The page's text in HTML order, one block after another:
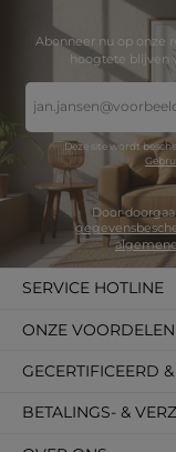
Abonneer nu op onze
hoogtete blijven
mailadres
*
Deze site wordt
SERVICE HOTLINE
BETALINGS- &
GECERTIFICEERD
ONZE VOORDELEN